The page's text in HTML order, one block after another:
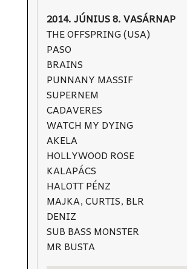
2014. JÚNIUS 8. VASÁRNAP
THE OFFSPRING (USA)
PASO
BRAINS
PUNNANY MASSIF
SUPERNEM
CADAVERES
WATCH MY DYING
AKELA
HOLLYWOOD ROSE
KALAPÁCS
HALOTT PÉNZ
MAJKA, CURTIS, BLR
DENIZ
SUB BASS MONSTER
MR BUSTA